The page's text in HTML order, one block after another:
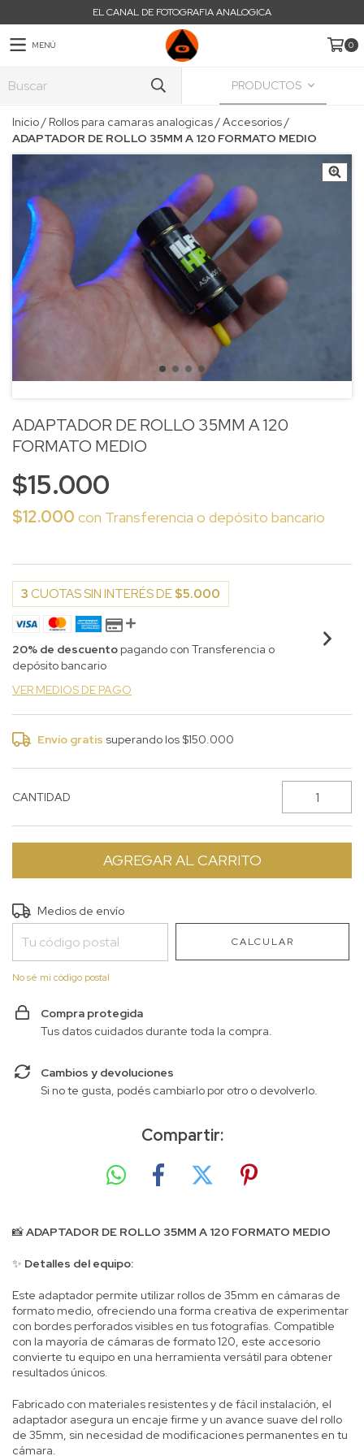
EL CANAL DE FOTOGRAFIA ANALOGICA
MENÚ 0
PRODUCTOS
Inicio/ Rollos para camaras analogicas/Accesorios/
ADAPTADOR DE ROLLO 35MM A 120 FORMATO MEDIO
ADAPTADOR DE ROLLO 35MM A 120
FORMATO MEDIO
$15.000
$12.000 con Transferencia o depósito bancario
3 CUOTAS SIN INTERÉS DE $5.000
20% de descuento pagando con Transferencia o
depósito bancario
VER MEDIOS DE PAGO
Envío gratis superando los $150.000
CANTIDAD
Entregas para el CP:
Medios de envío
CALCULAR
No sé mi código postal
Compra protegida
Tus datos cuidados durante toda la compra.
Cambios y devoluciones
Si no te gusta, podés cambiarlo por otro o devolverlo.
Compartir:
📸ADAPTADOR DE ROLLO 35MM A 120 FORMATO MEDIO
✨ Detalles del equipo:
Este adaptador permite utilizar rollos de 35mm en cámaras de
formato medio, ofreciendo una forma creativa de experimentar
con bordes perforados visibles en tus fotografías. Compatible
con la mayoría de cámaras de formato 120, este accesorio
convierte tu equipo en una herramienta versátil para obtener
resultados únicos.
Fabricado con materiales resistentes y de fácil instalación, el
adaptador asegura un encaje firme y un avance suave del rollo
de 35mm, sin necesidad de modificaciones permanentes en tu
cámara.